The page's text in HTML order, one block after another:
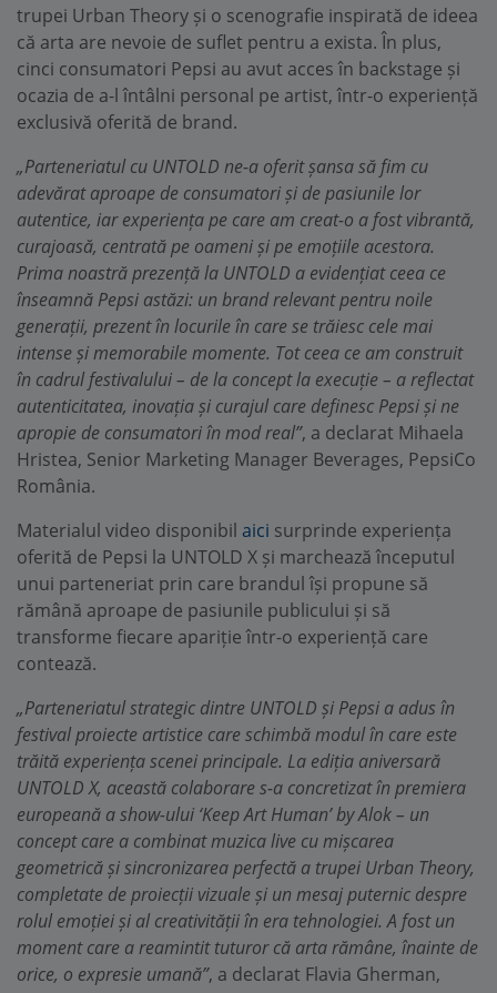
trupei Urban Theory și o scenografie inspirată de ideea
că arta are nevoie de suflet pentru a exista. În plus,
cinci consumatori Pepsi au avut acces în backstage și
ocazia de a-l întâlni personal pe artist, într-o experiență
exclusivă oferită de brand.
„Parteneriatul cu UNTOLD ne-a oferit șansa să fim cu
adevărat aproape de consumatori și de pasiunile lor
autentice, iar experiența pe care am creat-o a fost vibrantă,
curajoasă, centrată pe oameni și pe emoțiile acestora.
Prima noastră prezență la UNTOLD a evidențiat ceea ce
înseamnă Pepsi astăzi: un brand relevant pentru noile
generații, prezent în locurile în care se trăiesc cele mai
intense și memorabile momente. Tot ceea ce am construit
în cadrul festivalului – de la concept la execuție – a reflectat
autenticitatea, inovația și curajul care definesc Pepsi și ne
apropie de consumatori în mod real”, a declarat Mihaela
Hristea, Senior Marketing Manager Beverages, PepsiCo
România.
Materialul video disponibil aici surprinde experiența
oferită de Pepsi la UNTOLD X și marchează începutul
unui parteneriat prin care brandul își propune să
rămână aproape de pasiunile publicului și să
transforme fiecare apariție într-o experiență care
contează.
„Parteneriatul strategic dintre UNTOLD și Pepsi a adus în
festival proiecte artistice care schimbă modul în care este
trăită experiența scenei principale. La ediția aniversară
UNTOLD X, această colaborare s-a concretizat în premiera
europeană a show-ului ‘Keep Art Human’ by Alok – un
concept care a combinat muzica live cu mișcarea
geometrică și sincronizarea perfectă a trupei Urban Theory,
completate de proiecții vizuale și un mesaj puternic despre
rolul emoției și al creativității în era tehnologiei. A fost un
moment care a reamintit tuturor că arta rămâne, înainte de
orice, o expresie umană”, a declarat Flavia Gherman,